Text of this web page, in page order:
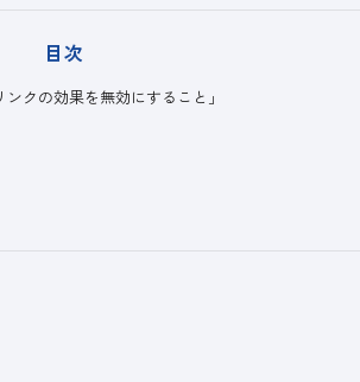
目次
クの効果を無効にすること」